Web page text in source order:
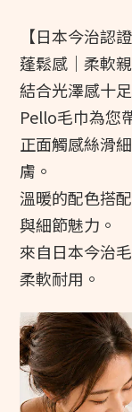
【日本今治認
蓬鬆感｜柔軟
結合光澤感十
Pello毛巾為您
正面觸感絲滑
膚。
溫暖的配色搭
與細節魅力。
來自日本今治
柔軟耐用。